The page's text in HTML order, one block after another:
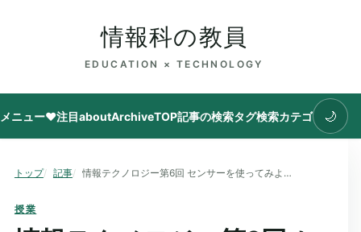
情報科の教員
EDUCATION × TECHNOLOGY
メニュー♥注目aboutArchiveTOP記事の検索タグ検索カテゴリ 🌙
トップ 記事 情報テクノロジー第6回 センサーを使ってみよう。
授業